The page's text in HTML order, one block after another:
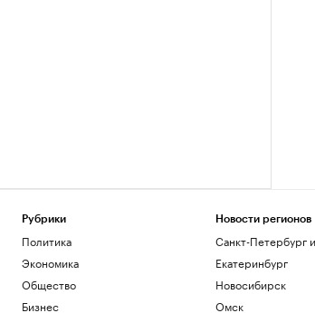
Рубрики
Политика
Экономика
Общество
Бизнес
Новости регионов
Санкт-Петербург
Екатеринбург
Новосибирск
Омск